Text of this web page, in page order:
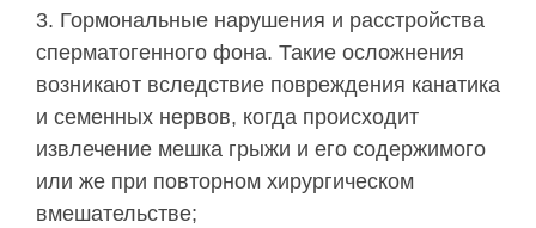
Гормональные нарушения и расстройства
сперматогенного фона. Такие осложнения
возникают вследствие повреждения канатика
и семенных нервов, когда происходит
извлечение мешка грыжи и его содержимого
или же при повторном хирургическом
вмешательстве;